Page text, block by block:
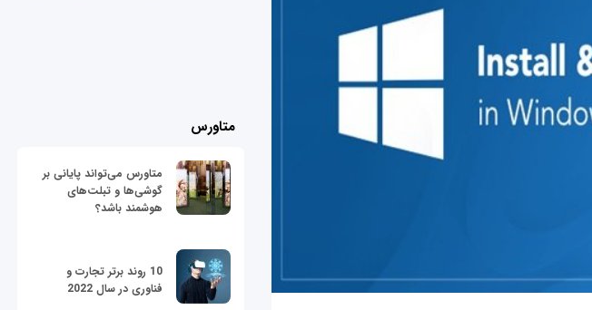
متاورس
متاورس می‌تواند پایانی بر
گوشی‌ها و تبلت‌های
هوشمند باشد؟
10 روند برتر تجارت و
فناوری در سال 2022